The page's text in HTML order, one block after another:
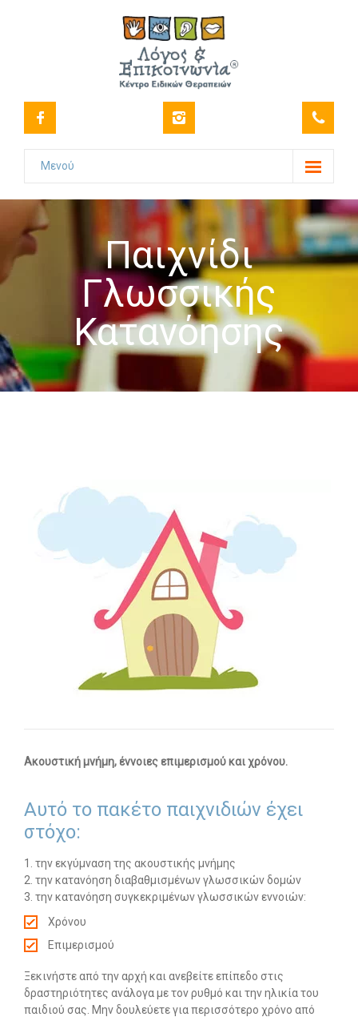
Μενού
Το Κέντρο
-- Όραμα
-- Πιστοποιήσεις
-- Στελέχωση
-- Επιστημονική Υπεύθυνη
Διαδικασίες
-- Θεραπευτικά Υλικά & Μέθοδοι
-- Διασφάλιση Ποιότητας – Υγιεινή Χώρων
-- Ατομικά Προγράμματα
-- Κατ’οίκον Προγράμματα
-- Ομαδικά Προγράμματα
-- Εργοθεραπεία
-- Λογοθεραπεία
-- Συμβουλευτική
-- Ειδική Αγωγή
-- Παιδοψυχίατρος
-- Πρώιμη Παρέμβαση
-- Οργάνωση Μελέτης
-- Παρέμβαση σε Ενήλικες
Παιχνίδι
Γλωσσικής
Κατανόησης
Ακουστική μνήμη, έννοιες επιμερισμού και χρόνου.
Αυτό το πακέτο παιχνιδιών έχει
στόχο:
1. την εκγύμναση της ακουστικής μνήμης
2. την κατανόηση διαβαθμισμένων γλωσσικών δομών
3. την κατανόηση συγκεκριμένων γλωσσικών εννοιών:
Χρόνου
Επιμερισμού
Ξεκινήστε από την αρχή και ανεβείτε επίπεδο στις
δραστηριότητες ανάλογα με τον ρυθμό και την ηλικία του
παιδιού σας. Μην δουλεύετε για περισσότερο χρόνο από